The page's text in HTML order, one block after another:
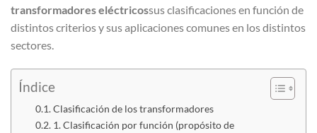
transformadores eléctricossus clasificaciones en función de
distintos criterios y sus aplicaciones comunes en los distintos
sectores.
Índice
Clasificación de los transformadores
1. Clasificación por función (propósito de